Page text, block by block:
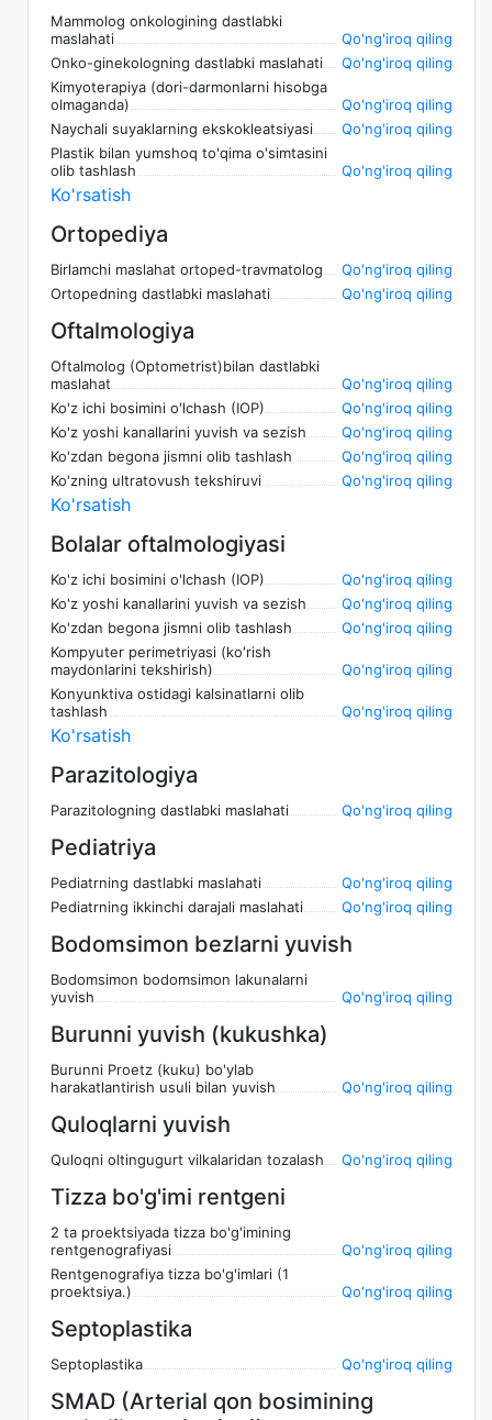
Mammolog onkologining dastlabki
maslahati
Qo'ng'iroq qiling
Onko-ginekologning dastlabki maslahati
Qo'ng'iroq qiling
Kimyoterapiya (dori-darmonlarni hisobga
olmaganda)
Qo'ng'iroq qiling
Naychali suyaklarning ekskokleatsiyasi
Qo'ng'iroq qiling
Plastik bilan yumshoq to'qima o'simtasini
olib tashlash
Qo'ng'iroq qiling
Ko'rsatish
Ortopediya
Birlamchi maslahat ortoped-travmatolog
Qo'ng'iroq qiling
Ortopedning dastlabki maslahati
Qo'ng'iroq qiling
Oftalmologiya
Oftalmolog (Optometrist)bilan dastlabki
maslahat
Qo'ng'iroq qiling
Ko'z ichi bosimini o'lchash (IOP)
Qo'ng'iroq qiling
Ko'z yoshi kanallarini yuvish va sezish
Qo'ng'iroq qiling
Ko'zdan begona jismni olib tashlash
Qo'ng'iroq qiling
Ko'zning ultratovush tekshiruvi
Qo'ng'iroq qiling
Ko'rsatish
Bolalar oftalmologiyasi
Ko'z ichi bosimini o'lchash (IOP)
Qo'ng'iroq qiling
Ko'z yoshi kanallarini yuvish va sezish
Qo'ng'iroq qiling
Ko'zdan begona jismni olib tashlash
Qo'ng'iroq qiling
Kompyuter perimetriyasi (ko'rish
maydonlarini tekshirish)
Qo'ng'iroq qiling
Konyunktiva ostidagi kalsinatlarni olib
tashlash
Qo'ng'iroq qiling
Ko'rsatish
Parazitologiya
Parazitologning dastlabki maslahati Qo'ng'iroq qiling
Pediatriya
Pediatrning dastlabki maslahati
Qo'ng'iroq qiling
Pediatrning ikkinchi darajali maslahati
Qo'ng'iroq qiling
Bodomsimon bezlarni yuvish
Bodomsimon bodomsimon lakunalarni
yuvish
Qo'ng'iroq qiling
Burunni yuvish (kukushka)
Burunni Proetz (kuku) bo'ylab
harakatlantirish usuli bilan yuvish
Qo'ng'iroq qiling
Quloqlarni yuvish
Quloqni oltingugurt vilkalaridan tozalash Qo'ng'iroq qiling
Tizza bo'g'imi rentgeni
2 ta proektsiyada tizza bo'g'imining
rentgenografiyasi
Qo'ng'iroq qiling
Rentgenografiya tizza bo'g'imlari (1
proektsiya.)
Qo'ng'iroq qiling
Septoplastika
Septoplastika Qo'ng'iroq qiling
SMAD (Arterial qon bosimining